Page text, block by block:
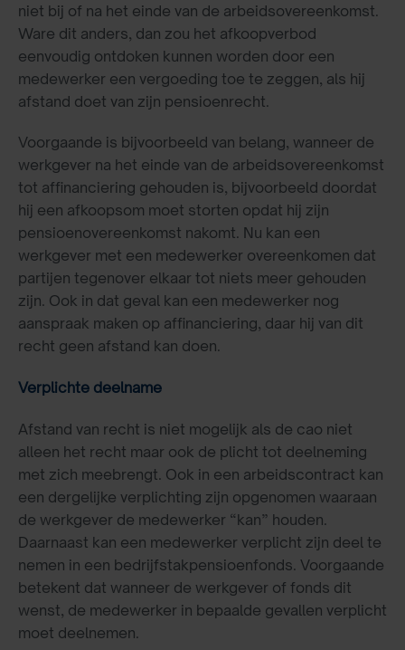
niet bij of na het einde van de arbeidsovereenkomst.
Ware dit anders, dan zou het afkoopverbod
eenvoudig ontdoken kunnen worden door een
medewerker een vergoeding toe te zeggen, als hij
afstand doet van zijn pensioenrecht.
Voorgaande is bijvoorbeeld van belang, wanneer de
werkgever na het einde van de arbeidsovereenkomst
tot affinanciering gehouden is, bijvoorbeeld doordat
hij een afkoopsom moet storten opdat hij zijn
pensioenovereenkomst nakomt. Nu kan een
werkgever met een medewerker overeenkomen dat
partijen tegenover elkaar tot niets meer gehouden
zijn. Ook in dat geval kan een medewerker nog
aanspraak maken op affinanciering, daar hij van dit
recht geen afstand kan doen.
Verplichte deelname
Afstand van recht is niet mogelijk als de cao niet
alleen het recht maar ook de plicht tot deelneming
met zich meebrengt. Ook in een arbeidscontract kan
een dergelijke verplichting zijn opgenomen waaraan
de werkgever de medewerker “kan” houden.
Daarnaast kan een medewerker verplicht zijn deel te
nemen in een bedrijfstakpensioenfonds. Voorgaande
betekent dat wanneer de werkgever of fonds dit
wenst, de medewerker in bepaalde gevallen verplicht
moet deelnemen.